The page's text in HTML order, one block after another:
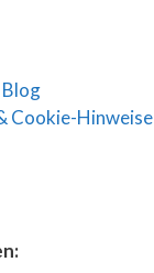
Cookie-Hinweise